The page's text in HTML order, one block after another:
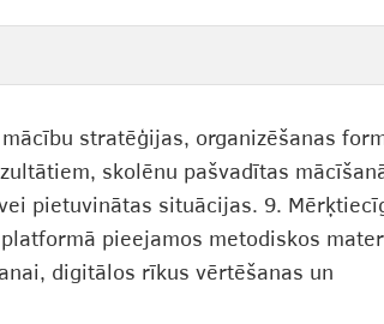
stratēģijas, organizēšanas
skolēnu pašvadītas
pietuvinātas situācijas. 9.
pieejamos metodiskos
digitālos rīkus vērtēšanas un